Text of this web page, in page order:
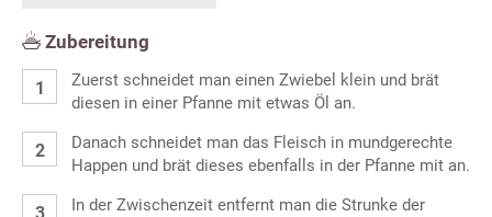
Zubereitung
Zuerst schneidet man einen Zwiebel klein und brät
diesen in einer Pfanne mit etwas Öl an.
Danach schneidet man das Fleisch in mundgerechte
Happen und brät dieses ebenfalls in der Pfanne mit an.
In der Zwischenzeit entfernt man die Strunke der